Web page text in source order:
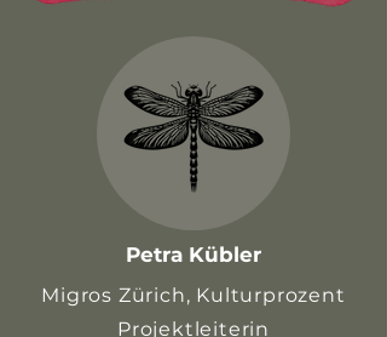
Petra Kübler
Migros Zürich, Kulturprozent
Projektleiterin